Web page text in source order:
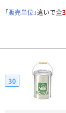
「販売単位」違いで全3
30